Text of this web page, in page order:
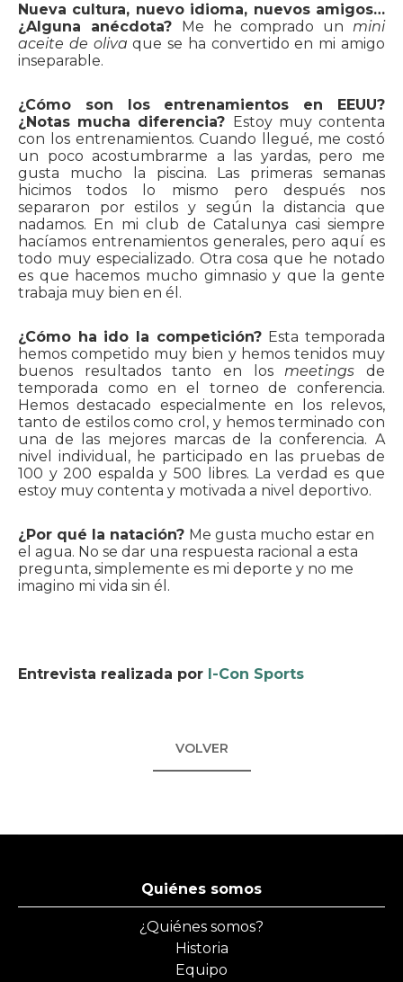
Nueva cultura, nuevo idioma, nuevos amigos…
¿Alguna anécdota? Me he comprado unmini
aceite de oliva que se ha convertido en mi amigo
inseparable.
¿Cómo son los entrenamientos en EEUU?
¿Notas mucha diferencia? Estoy muy contenta
con los entrenamientos. Cuando llegué, me costó
un poco acostumbrarme a las yardas, pero me
gusta mucho la piscina. Las primeras semanas
hicimos todos lo mismo pero después nos
separaron por estilos y según la distancia que
nadamos. En mi club de Catalunya casi siempre
hacíamos entrenamientos generales, pero aquí es
todo muy especializado. Otra cosa que he notado
es que hacemos mucho gimnasio y que la gente
trabaja muy bien en él.
¿Cómo ha ido la competición? Esta temporada
hemos competido muy bien y hemos tenidos muy
buenos resultados tanto en losmeetings de
temporada como en el torneo de conferencia.
Hemos destacado especialmente en los relevos,
tanto de estilos como crol, y hemos terminado con
una de las mejores marcas de la conferencia. A
nivel individual, he participado en las pruebas de
100 y 200 espalda y 500 libres. La verdad es que
estoy muy contenta y motivada a nivel deportivo.
¿Por qué la natación? Me gusta mucho estar en
el agua. No se dar una respuesta racional a esta
pregunta, simplemente es mi deporte y no me
imagino mi vida sin él.
Entrevista realizada por I-Con Sports
VOLVER
Quiénes somos
¿Quiénes somos?
Historia
Equipo